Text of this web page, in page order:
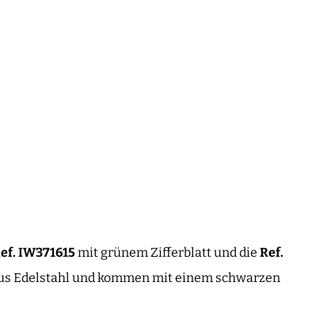
IW371615mit grünem Zifferblatt und die Ref.
Edelstahl und kommen mit einem schwarzen